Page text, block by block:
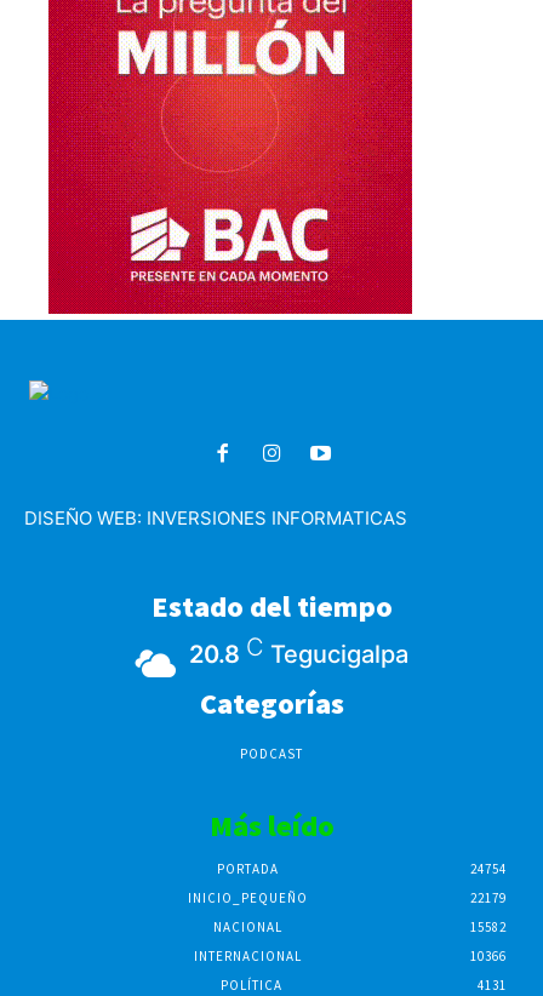
DISEÑO WEB: INVERSIONES INFORMATICAS
Estado del tiempo
20.8 C Tegucigalpa
Categorías
PODCAST
Más leído
PORTADA
24754
INICIO_PEQUEÑO
22179
NACIONAL
15582
INTERNACIONAL
10366
POLÍTICA
4131